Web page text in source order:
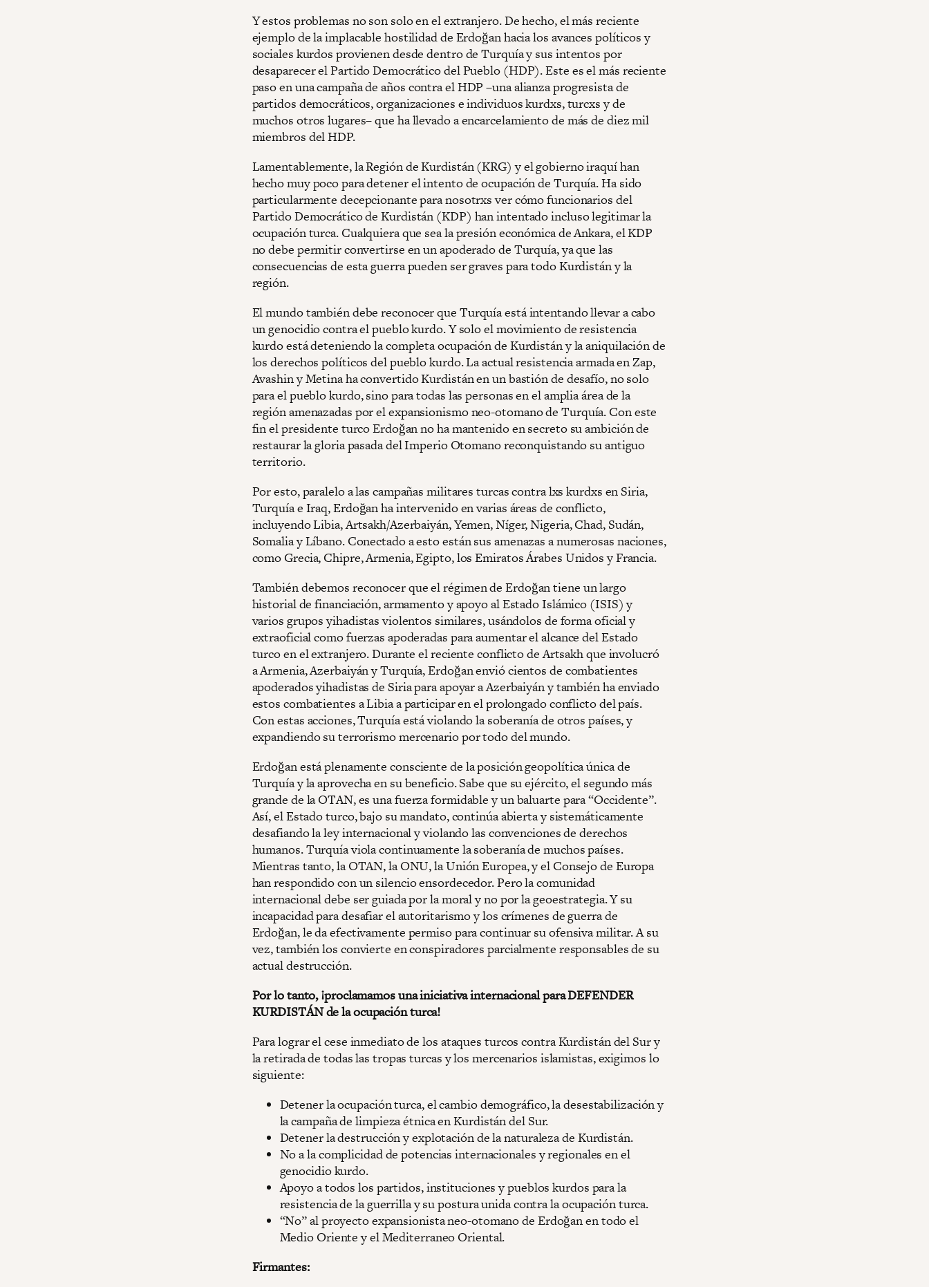
Y estos problemas no son solo en el extranjero. De hecho, el más reciente
ejemplo de la implacable hostilidad de Erdoğan hacia los avances políticos y
sociales kurdos provienen desde dentro de Turquía y sus intentos por
desaparecer el Partido Democrático del Pueblo (HDP). Este es el más reciente
paso en una campaña de años contra el HDP –una alianza progresista de
partidos democráticos, organizaciones e individuos kurdxs, turcxs y de
muchos otros lugares– que ha llevado a encarcelamiento de más de diez mil
miembros del HDP.
Lamentablemente, la Región de Kurdistán (KRG) y el gobierno iraquí han
hecho muy poco para detener el intento de ocupación de Turquía. Ha sido
particularmente decepcionante para nosotrxs ver cómo funcionarios del
Partido Democrático de Kurdistán (KDP) han intentado incluso legitimar la
ocupación turca. Cualquiera que sea la presión económica de Ankara, el KDP
no debe permitir convertirse en un apoderado de Turquía, ya que las
consecuencias de esta guerra pueden ser graves para todo Kurdistán y la
región.
El mundo también debe reconocer que Turquía está intentando llevar a cabo
un genocidio contra el pueblo kurdo. Y solo el movimiento de resistencia
kurdo está deteniendo la completa ocupación de Kurdistán y la aniquilación de
los derechos políticos del pueblo kurdo. La actual resistencia armada en Zap,
Avashin y Metina ha convertido Kurdistán en un bastión de desafío, no solo
para el pueblo kurdo, sino para todas las personas en el amplia área de la
región amenazadas por el expansionismo neo-otomano de Turquía. Con este
fin el presidente turco Erdoğan no ha mantenido en secreto su ambición de
restaurar la gloria pasada del Imperio Otomano reconquistando su antiguo
territorio.
Por esto, paralelo a las campañas militares turcas contra lxs kurdxs en Siria,
Turquía e Iraq, Erdoğan ha intervenido en varias áreas de conflicto,
incluyendo Libia, Artsakh/Azerbaiyán, Yemen, Níger, Nigeria, Chad, Sudán,
Somalia y Líbano. Conectado a esto están sus amenazas a numerosas naciones,
como Grecia, Chipre, Armenia, Egipto, los Emiratos Árabes Unidos y Francia.
También debemos reconocer que el régimen de Erdoğan tiene un largo
historial de financiación, armamento y apoyo al Estado Islámico (ISIS) y
varios grupos yihadistas violentos similares, usándolos de forma oficial y
extraoficial como fuerzas apoderadas para aumentar el alcance del Estado
turco en el extranjero. Durante el reciente conflicto de Artsakh que involucró
a Armenia, Azerbaiyán y Turquía, Erdoğan envió cientos de combatientes
apoderados yihadistas de Siria para apoyar a Azerbaiyán y también ha enviado
estos combatientes a Libia a participar en el prolongado conflicto del país.
Con estas acciones, Turquía está violando la soberanía de otros países, y
expandiendo su terrorismo mercenario por todo del mundo.
Erdoğan está plenamente consciente de la posición geopolítica única de
Turquía y la aprovecha en su beneficio. Sabe que su ejército, el segundo más
grande de la OTAN, es una fuerza formidable y un baluarte para “Occidente”.
Así, el Estado turco, bajo su mandato, continúa abierta y sistemáticamente
desafiando la ley internacional y violando las convenciones de derechos
humanos. Turquía viola continuamente la soberanía de muchos países.
Mientras tanto, la OTAN, la ONU, la Unión Europea, y el Consejo de Europa
han respondido con un silencio ensordecedor. Pero la comunidad
internacional debe ser guiada por la moral y no por la geoestrategia. Y su
incapacidad para desafiar el autoritarismo y los crímenes de guerra de
Erdoğan, le da efectivamente permiso para continuar su ofensiva militar. A su
vez, también los convierte en conspiradores parcialmente responsables de su
actual destrucción.
Por lo tanto, ¡proclamamos una iniciativa internacional para DEFENDER
KURDISTÁN de la ocupación turca!
Para lograr el cese inmediato de los ataques turcos contra Kurdistán del Sur y
la retirada de todas las tropas turcas y los mercenarios islamistas, exigimos lo
siguiente:
Detener la ocupación turca, el cambio demográfico, la desestabilización y
la campaña de limpieza étnica en Kurdistán del Sur.
Detener la destrucción y explotación de la naturaleza de Kurdistán.
No a la complicidad de potencias internacionales y regionales en el
genocidio kurdo.
Apoyo a todos los partidos, instituciones y pueblos kurdos para la
resistencia de la guerrilla y su postura unida contra la ocupación turca.
“No” al proyecto expansionista neo-otomano de Erdoğan en todo el
Medio Oriente y el Mediterraneo Oriental.
Firmantes: